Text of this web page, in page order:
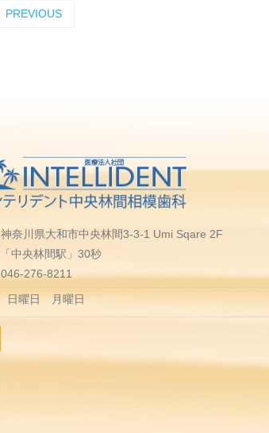
PREVIOUS
神奈川県大和市中央林間3-3-1 Umi Sqare 2F
「中央林間駅」30秒
046-276-8211
日曜日 月曜日